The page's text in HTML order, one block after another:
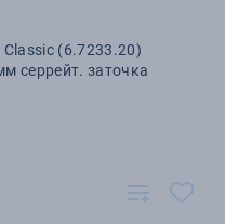
(6.7233.20)
серрейт. заточка